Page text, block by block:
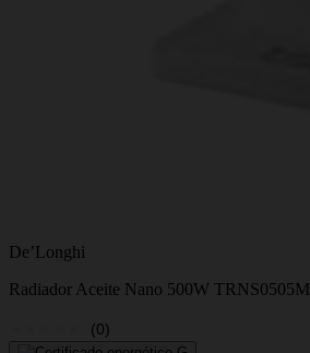
De’Longhi
Radiador Aceite Nano 500W TRNS0505M
(0)